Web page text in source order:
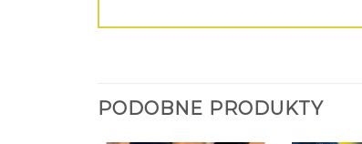
PODOBNE PRODUKTY